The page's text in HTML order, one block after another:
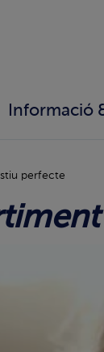
Informació
perfecte